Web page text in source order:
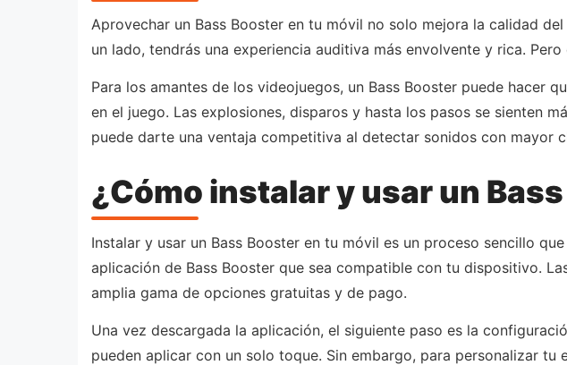
Aprovechar un Bass Booster en tu móvil no solo mejora la calidad
un lado, tendrás una experiencia auditiva más envolvente y rica.
Para los amantes de los videojuegos, un Bass Booster puede hacer
en el juego. Las explosiones, disparos y hasta los pasos se sienten
puede darte una ventaja competitiva al detectar sonidos con mayor
¿Cómo instalar y usar un
Instalar y usar un Bass Booster en tu móvil es un proceso sencillo
aplicación de Bass Booster que sea compatible con tu dispositivo.
amplia gama de opciones gratuitas y de pago.
Una vez descargada la aplicación, el siguiente paso es la
pueden aplicar con un solo toque. Sin embargo, para personalizar